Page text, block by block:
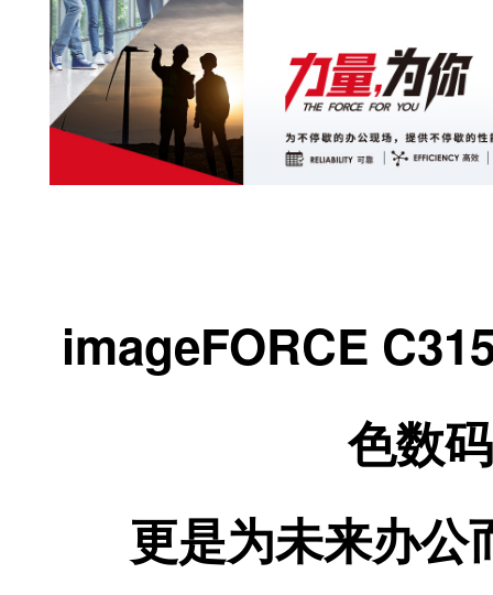
精构设计，客户友好